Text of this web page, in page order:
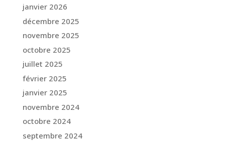
janvier 2026
décembre 2025
novembre 2025
octobre 2025
juillet 2025
février 2025
janvier 2025
novembre 2024
octobre 2024
septembre 2024